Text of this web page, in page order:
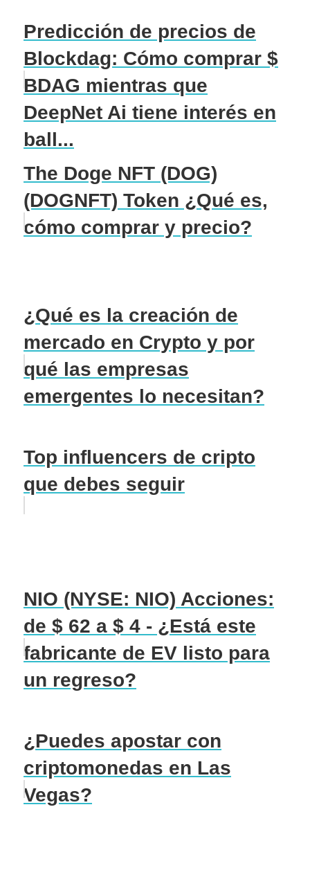
Predicción de precios de
Blockdag: Cómo comprar $
BDAG mientras que
DeepNet Ai tiene interés en
ball...
The Doge NFT (DOG)
(DOGNFT) Token ¿Qué es,
cómo comprar y precio?
¿Qué es la creación de
mercado en Crypto y por
qué las empresas
emergentes lo necesitan?
Top influencers de cripto
que debes seguir
NIO (NYSE: NIO) Acciones:
de $ 62 a $ 4 - ¿Está este
fabricante de EV listo para
un regreso?
¿Puedes apostar con
criptomonedas en Las
Vegas?